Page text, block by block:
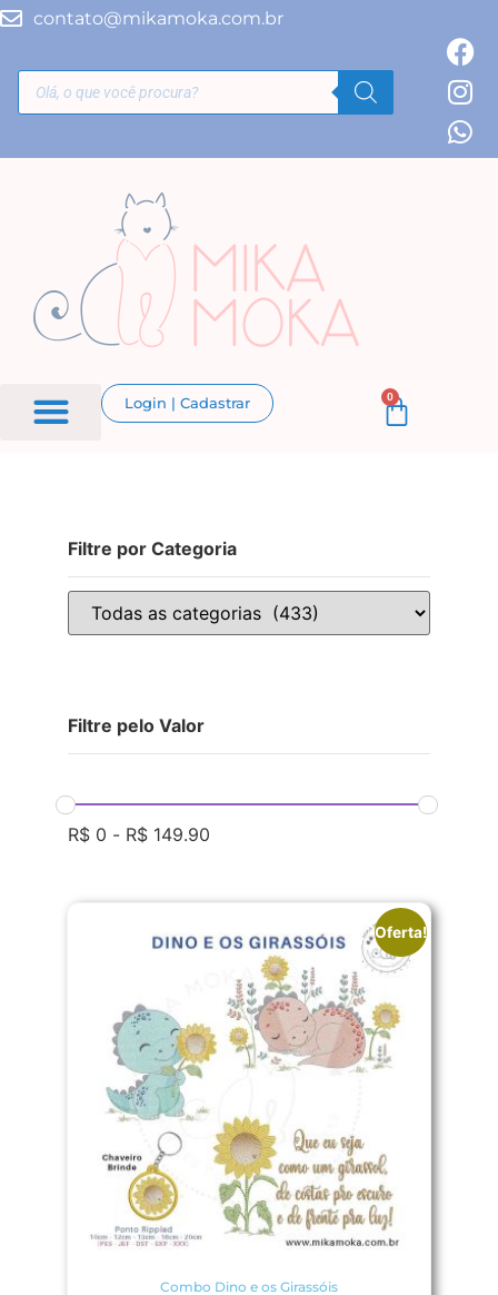
contato@mikamoka.com.br
Login | Cadastrar 0
Filtre por Categoria
Filtre pelo Valor
R$ 0 - R$ 149.90
Oferta!
Combo Dino e os Girassóis